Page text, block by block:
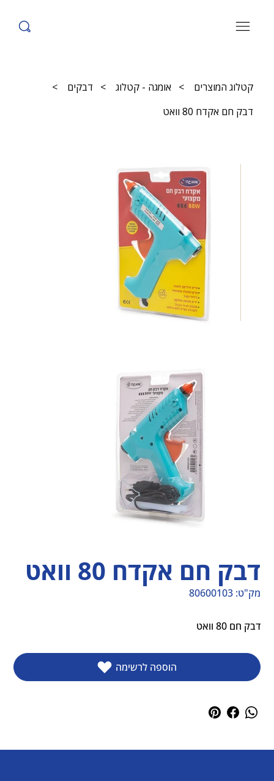
קטלוג המוצרים > אומגה - קטלוג > דבקים
>
דבק חם אקדח 80 וואט
דבק חם אקדח 80 וואט
מק"ט:
מק"ט
80600103
80600103
דבק חם 80 וואט
הוספה לרשימה